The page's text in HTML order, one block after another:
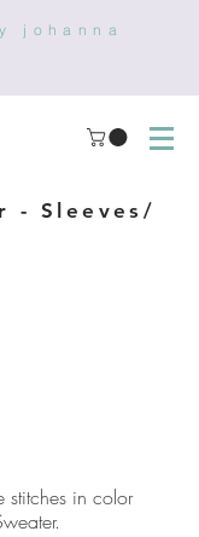
johanna
- Sleeves/
stitches in color